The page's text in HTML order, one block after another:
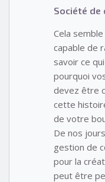
Société de
Cela
capable de
savoir ce
pourquoi
devez être
cette
de votre
De nos
gestion de
pour la
peut être